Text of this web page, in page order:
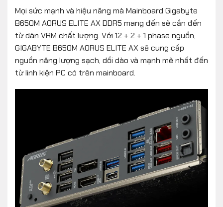
Mọi sức mạnh và hiệu năng mà Mainboard Gigabyte
B650M AORUS ELITE AX DDR5 mang đến sẽ cần đến
từ dàn VRM chất lượng. Với 12 + 2 + 1 phase nguồn,
GIGABYTE B650M AORUS ELITE AX sẽ cung cấp
nguồn năng lượng sạch, dồi dào và mạnh mẽ nhất đến
từ linh kiện PC có trên mainboard.